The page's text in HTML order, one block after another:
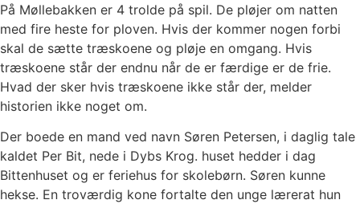
På Møllebakken er 4 trolde på spil. De pløjer om natten
med fire heste for ploven. Hvis der kommer nogen forbi
skal de sætte træskoene og pløje en omgang. Hvis
træskoene står der endnu når de er færdige er de frie.
Hvad der sker hvis træskoene ikke står der, melder
historien ikke noget om.
Der boede en mand ved navn Søren Petersen, i daglig tale
kaldet Per Bit, nede i Dybs Krog. huset hedder i dag
Bittenhuset og er feriehus for skolebørn. Søren kunne
hekse. En troværdig kone fortalte den unge lærerat hun